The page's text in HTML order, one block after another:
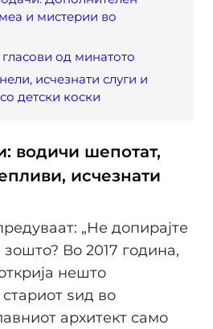
и мистерии во
од минатото
исчезнати слуги и
детски коски
водичи шепотат,
исчезнати
„Не допирајте
зошто? Во 2017 година,
нешто
ѕид во
архитект само